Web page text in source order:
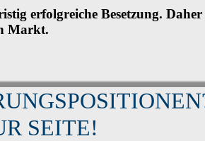
erfolgreiche Besetzung.
Markt.
SEITE!